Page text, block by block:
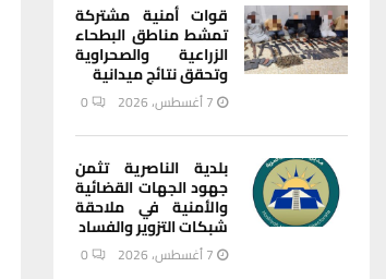
قوات أمنية مشتركة
تمشط مناطق البطحاء
الزراعية والصحراوية
وتحقق نتائج ميدانية
7 أغسطس، 2026 0
بلدية الناصرية تثمن
جهود الجهات القضائية
والأمنية في ملاحقة
شبكات التزوير والفساد
7 أغسطس، 2026 0